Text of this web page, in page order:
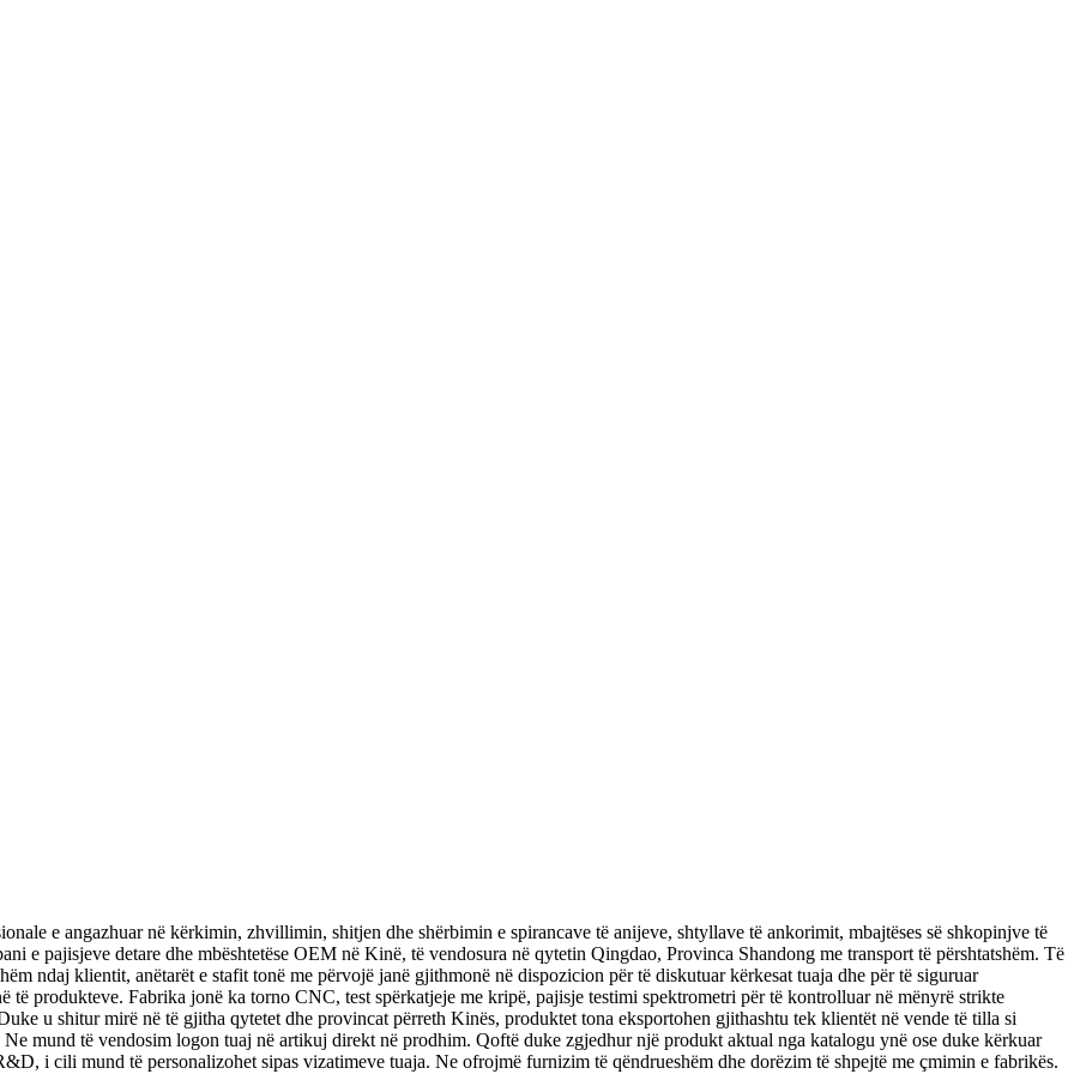
e angazhuar në kërkimin, zhvillimin, shitjen dhe shërbimin e spirancave të anijeve, shtyllave të ankorimit, mbajtëses së shkopinjve të
e pajisjeve detare dhe mbështetëse OEM në Kinë, të vendosura në qytetin Qingdao, Provinca Shandong me transport të përshtatshëm. Të
ndaj klientit, anëtarët e stafit tonë me përvojë janë gjithmonë në dispozicion për të diskutuar kërkesat tuaja dhe për të siguruar
produkteve. Fabrika jonë ka torno CNC, test spërkatjeje me kripë, pajisje testimi spektrometri për të kontrolluar në mënyrë strikte
u shitur mirë në të gjitha qytetet dhe provincat përreth Kinës, produktet tona eksportohen gjithashtu tek klientët në vende të tilla si
mund të vendosim logon tuaj në artikuj direkt në prodhim. Qoftë duke zgjedhur një produkt aktual nga katalogu ynë ose duke kërkuar
i cili mund të personalizohet sipas vizatimeve tuaja. Ne ofrojmë furnizim të qëndrueshëm dhe dorëzim të shpejtë me çmimin e fabrikës.